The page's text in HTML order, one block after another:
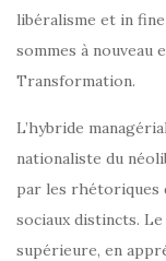
libéralisme et in
sommes à nouveau
Transformation.
L’hybride
nationaliste du
par les rhétoriques
sociaux distincts. Le
supérieure, en